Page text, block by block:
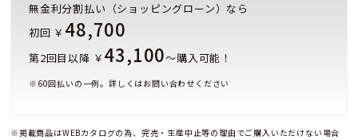
無金利分割払い（ショッピングローン）なら
初回 ￥ 48,700
第2回目以降 ￥ 43,100～購入可能！
※ 60回払いの一例。詳しくはお問い合わせください
※掲載商品はWEBカタログの為、完売・生産中止等の理由でご購入いただけない場合